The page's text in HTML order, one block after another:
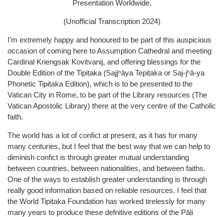
Presentation Worldwide,
(Unofficial Transcription 2024)
I’m extremely happy and honoured to be part of this auspicious
occasion of coming here to Assumption Cathedral and meeting
Cardinal Kriengsak Kovitvanij, and offering blessings for the
Double Edition of the Tipiṭaka (Sajjʰāya Tepiṭaka or Saj-jʰā-ya
Phonetic Tipiṭaka Edition), which is to be presented to the
Vatican City in Rome, to be part of the Library resources (The
Vatican Apostolic Library) there at the very centre of the Catholic
faith.
The world has a lot of confict at present, as it has for many
many centuries, but I feel that the best way that we can help to
diminish confict is through greater mutual understanding
between countries, between nationalities, and between faiths.
One of the ways to establish greater understanding is through
really good information based on reliable resources. I feel that
the World Tipiṭaka Foundation has worked tirelessly for many
many years to produce these defnitive editions of the Pāḷi